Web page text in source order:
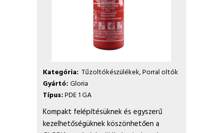
Kategória: Tűzoltókészülékek,Porral oltók
Gyártó: Gloria
Típus:PDE 1 GA
Kompakt felépítésüknek és egyszerű
kezelhetőségüknek köszönhetően a